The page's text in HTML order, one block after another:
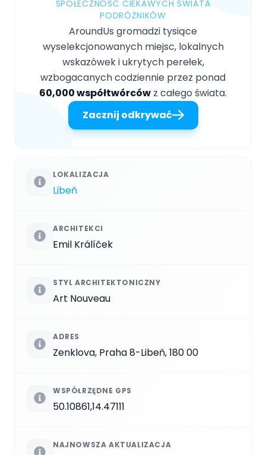
SPOŁECZNOŚĆ CIEKAWYCH ŚWIATA
PODRÓŻNIKÓW
AroundUs gromadzi tysiące
wyselekcjonowanych miejsc, lokalnych
wskazówek i ukrytych perełek,
wzbogacanych codziennie przez ponad
60,000 współtwórców z całego świata.
Zacznij odkrywać
LOKALIZACJA
Libeň
ARCHITEKCI
Emil Králíček
STYL ARCHITEKTONICZNY
Art Nouveau
ADRES
Zenklova, Praha 8-Libeň, 180 00
WSPÓŁRZĘDNE GPS
50.10861,14.47111
NAJNOWSZA AKTUALIZACJA